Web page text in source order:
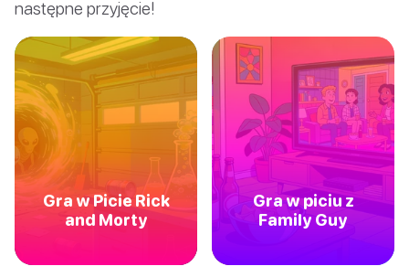
następne przyjęcie!
Gra w Picie Rick
and Morty
Gra w piciu z
Family Guy